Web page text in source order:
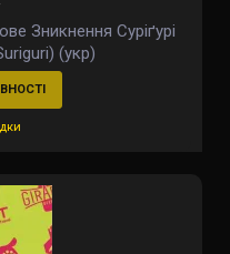
Зникнення Суріґурі
(укр)